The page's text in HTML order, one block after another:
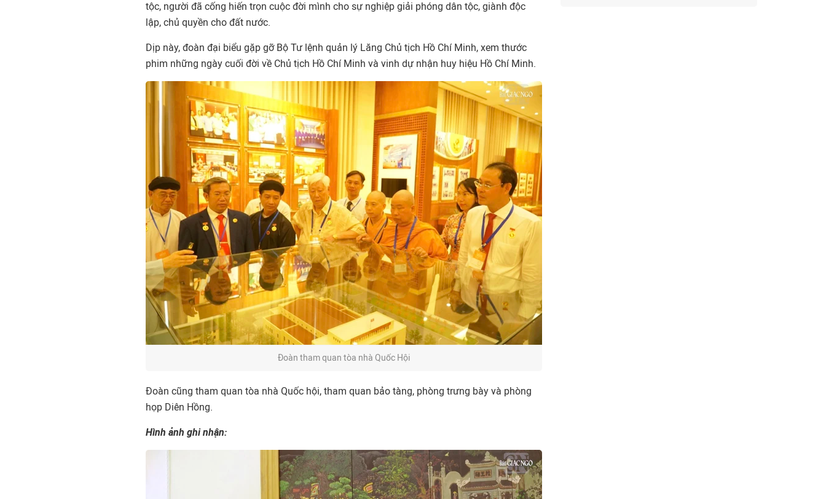
tộc, người đã cống hiến trọn cuộc đời mình cho sự nghiệp giải phóng dân tộc, giành độc
lập, chủ quyền cho đất nước.
Dịp này, đoàn đại biểu gặp gỡ Bộ Tư lệnh quản lý Lăng Chủ tịch Hồ Chí Minh, xem thước
phim những ngày cuối đời về Chủ tịch Hồ Chí Minh và vinh dự nhận huy hiệu Hồ Chí Minh.
Đoàn tham quan tòa nhà Quốc Hội
Đoàn cũng tham quan tòa nhà Quốc hội, tham quan bảo tàng, phòng trưng bày và phòng
họp Diên Hồng.
Hình ảnh ghi nhận: